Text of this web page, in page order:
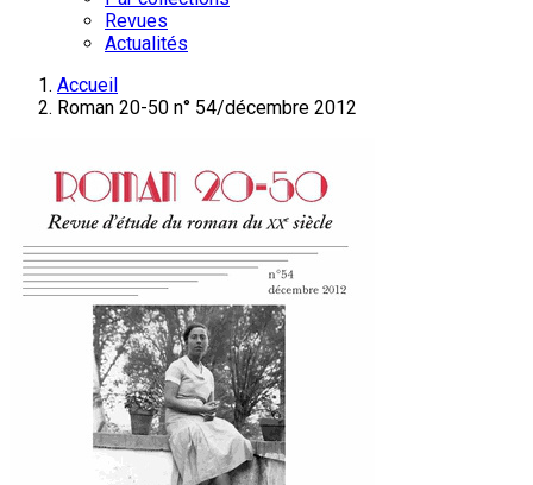
Revues
Actualités
Accueil
Roman 20-50 n° 54/décembre 2012